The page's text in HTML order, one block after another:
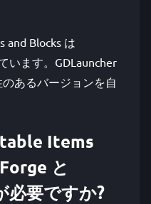
and Blocks は
います。GDLauncher
あるバージョンを自
Items
と
必要ですか?